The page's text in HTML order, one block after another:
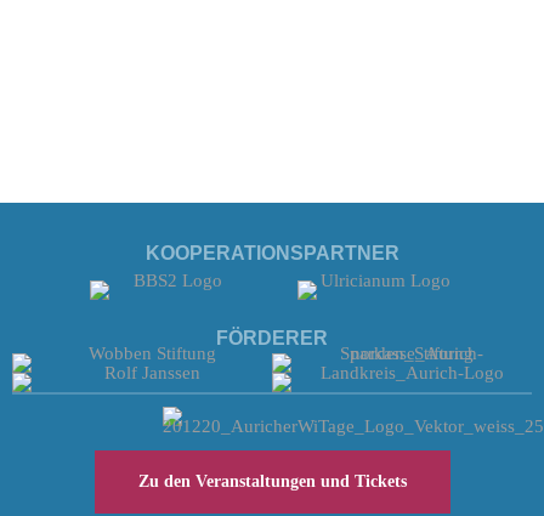
KOOPERATIONSPARTNER
FÖRDERER
Zu den Veranstaltungen und Tickets